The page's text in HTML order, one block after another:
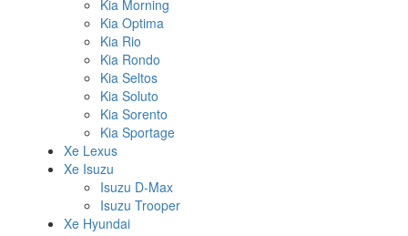
Kia Morning
Kia Optima
Kia Rio
Kia Rondo
Kia Seltos
Kia Soluto
Kia Sorento
Kia Sportage
Xe Lexus
Xe Isuzu
Isuzu D-Max
Isuzu Trooper
Xe Hyundai